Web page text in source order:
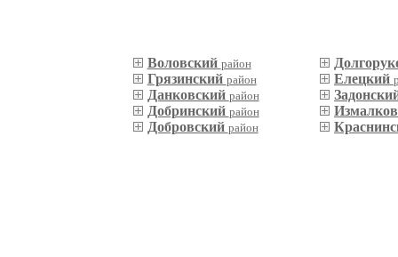
Воловский район
Грязинский район
Данковский район
Добринский район
Добровский район
Елецкий